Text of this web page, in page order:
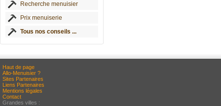
Recherche menuisier
Prix menuiserie
Tous nos conseils ...
Haut de page
Allo-Menuisier ?
Sites Partenaires
Liens Partenaires
Mentions légales
Contact
Grandes villes :